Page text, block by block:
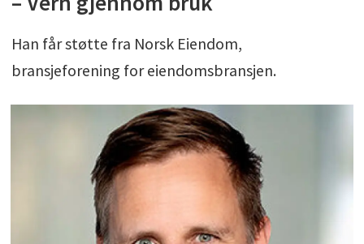
Han får støtte fra Norsk Eiendom,
bransjeforening for eiendomsbransjen.